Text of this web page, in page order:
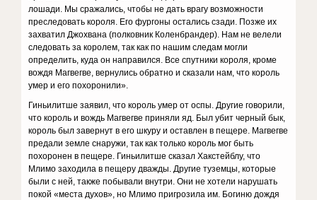
лошади. Мы сражались, чтобы не дать врагу возможности
преследовать короля. Его фургоны остались сзади. Позже их
захватил Джохвана (полковник Коленбрандер). Нам не велели
следовать за королем, так как по нашим следам могли
определить, куда он направился. Все спутники короля, кроме
вождя Магвегве, вернулись обратно и сказали нам, что король
умер и его похоронили».
Гиньилитше заявил, что король умер от оспы. Другие говорили,
что король и вождь Магвегве приняли яд. Был убит черный бык,
король был завернут в его шкуру и оставлен в пещере. Магвегве
предали земле снаружи, так как только король мог быть
похоронен в пещере. Гиньилитше сказал Хакстейблу, что
Млимо заходила в пещеру дважды. Другие туземцы, которые
были с ней, также побывали внутри. Они не хотели нарушать
покой «места духов», но Млимо пригрозила им. Богиню дождя